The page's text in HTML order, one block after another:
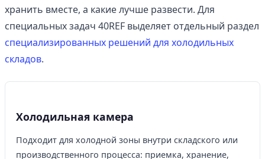
хранить вместе, а какие лучше развести. Для
специальных задач 40REF выделяет отдельный раздел
специализированных решений для холодильных
складов.
Холодильная камера
Подходит для холодной зоны внутри складского или
производственного процесса: приемка, хранение,